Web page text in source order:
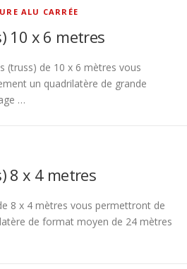
ALU CARRÉE
10 x 6 metres
(truss) de 10 x 6 mètres vous
un quadrilatère de grande
…
8 x 4 metres
8 x 4 mètres vous permettront de
de format moyen de 24 mètres